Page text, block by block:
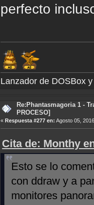
perfecto
Lanzador de DOSBox
Re:Phantasmagoria 1 -
PROCESO]
«Respuesta #277 en: Agosto 05,
Cita de: Monthy
Esto se lo
con ddraw y a
monitores